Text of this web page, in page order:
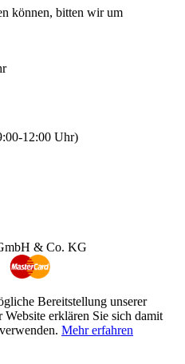
können, bitten wir um
12:00 Uhr)
& Co. KG
Bereitstellung unserer
erklären Sie sich damit
Mehr erfahren